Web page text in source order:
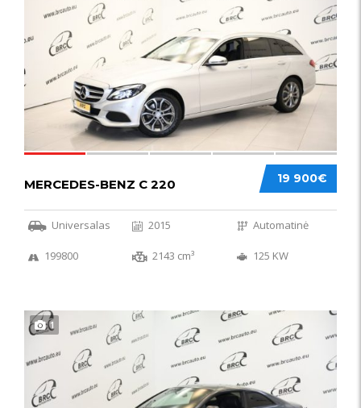
19 900€
MERCEDES-BENZ C 220
Universalas 2015 Automatinė
199800 2143 cm³ 125 KW
1